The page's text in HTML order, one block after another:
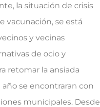
la situación de crisis
vacunación, se está
y vecinas
de ocio y
retomar la ansiada
se encontraran con
municipales. Desde